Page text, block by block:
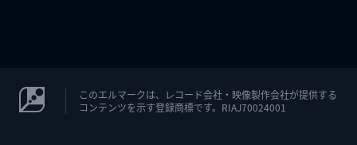
このエルマークは、レコード会社・映像製作会社が提供する
コンテンツを示す登録商標です。RIAJ70024001